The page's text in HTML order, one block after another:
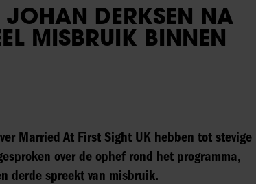
JOHAN DERKSEN NA
MISBRUIK BINNEN
Married At First Sight UK hebben tot stevige
over de ophef rond het programma,
derde spreekt van misbruik.